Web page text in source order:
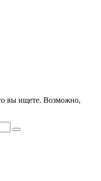
вы ищете. Возможно,